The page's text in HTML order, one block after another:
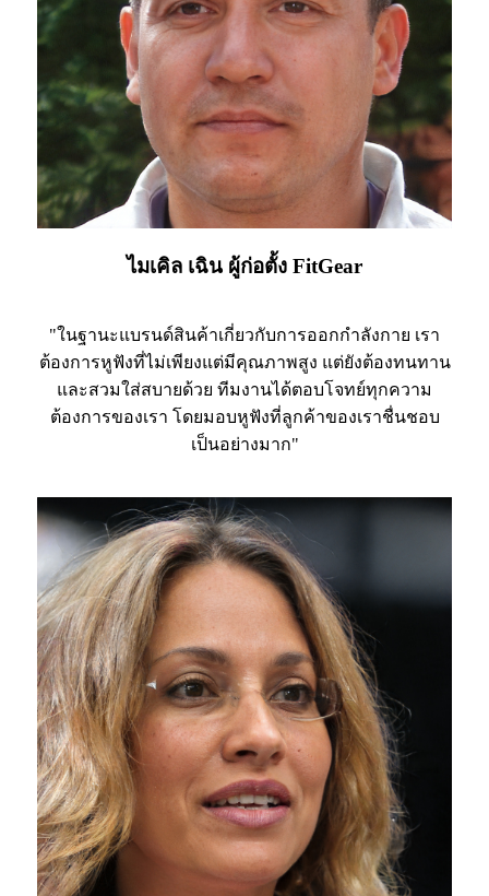
ไมเคิล เฉิน ผู้ก่อตั้ง FitGear
"ในฐานะแบรนด์สินค้าเกี่ยวกับการออกกำลังกาย เรา
ต้องการหูฟังที่ไม่เพียงแต่มีคุณภาพสูง แต่ยังต้องทนทาน
และสวมใส่สบายด้วย ทีมงานได้ตอบโจทย์ทุกความ
ต้องการของเรา โดยมอบหูฟังที่ลูกค้าของเราชื่นชอบ
เป็นอย่างมาก"